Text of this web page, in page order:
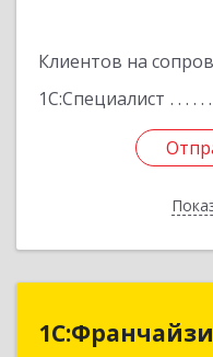
Клиентов на
1С:Специалист